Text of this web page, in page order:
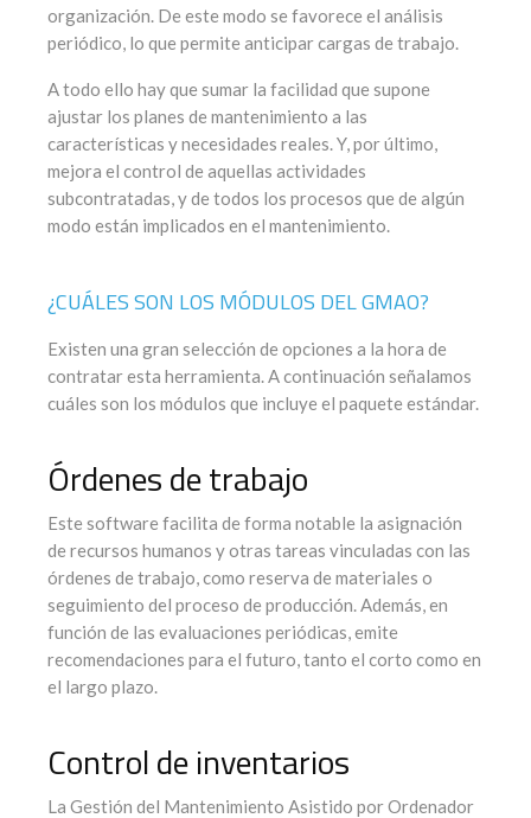
organización. De este modo se favorece el análisis
periódico, lo que permite anticipar cargas de trabajo.
A todo ello hay que sumar la facilidad que supone
ajustar los planes de mantenimiento a las
características y necesidades reales. Y, por último,
mejora el control de aquellas actividades
subcontratadas, y de todos los procesos que de algún
modo están implicados en el mantenimiento.
¿CUÁLES SON LOS MÓDULOS DEL GMAO?
Existen una gran selección de opciones a la hora de
contratar esta herramienta. A continuación señalamos
cuáles son los módulos que incluye el paquete estándar.
Órdenes de trabajo
Este software facilita de forma notable la asignación
de recursos humanos y otras tareas vinculadas con las
órdenes de trabajo, como reserva de materiales o
seguimiento del proceso de producción. Además, en
función de las evaluaciones periódicas, emite
recomendaciones para el futuro, tanto el corto como en
el largo plazo.
Control de inventarios
La Gestión del Mantenimiento Asistido por Ordenador